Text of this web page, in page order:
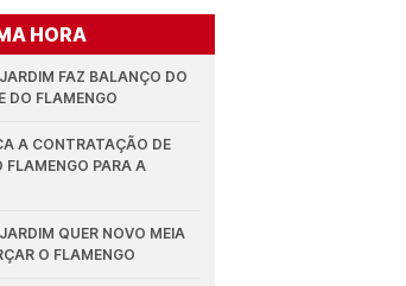
HORA
FAZ BALANÇO DO
DO FLAMENGO
A CONTRATAÇÃO DE
FLAMENGO PARA A
QUER NOVO MEIA
O FLAMENGO